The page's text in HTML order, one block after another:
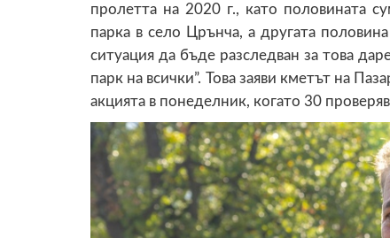
пролетта на 2020 г., като половината
парка в село Црънча, а другата
ситуация да бъде разследван за това
парк на всички”. Това заяви кметът на
акцията в понеделник, когато 30